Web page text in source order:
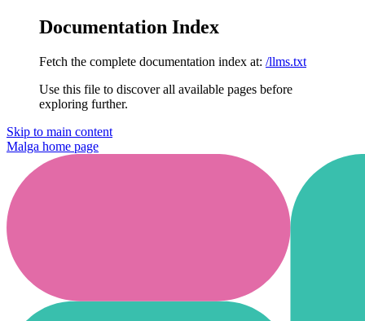
Documentation Index
Fetch the complete documentation index at: /llms.txt
Use this file to discover all available pages before
exploring further.
Skip to main content
Malga home page